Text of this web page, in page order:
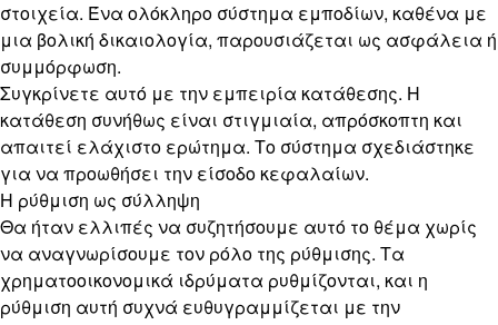
στοιχεία. Ένα ολόκληρο σύστημα εμποδίων, καθένα με
μια βολική δικαιολογία, παρουσιάζεται ως ασφάλεια ή
συμμόρφωση.
Συγκρίνετε αυτό με την εμπειρία κατάθεσης. Η
κατάθεση συνήθως είναι στιγμιαία, απρόσκοπτη και
απαιτεί ελάχιστο ερώτημα. Το σύστημα σχεδιάστηκε
για να προωθήσει την είσοδο κεφαλαίων.
Η ρύθμιση ως σύλληψη
Θα ήταν ελλιπές να συζητήσουμε αυτό το θέμα χωρίς
να αναγνωρίσουμε τον ρόλο της ρύθμισης. Τα
χρηματοοικονομικά ιδρύματα ρυθμίζονται, και η
ρύθμιση αυτή συχνά ευθυγραμμίζεται με την